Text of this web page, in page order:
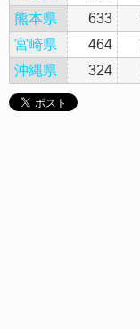
熊本県
633
宮崎県
464
沖縄県
324